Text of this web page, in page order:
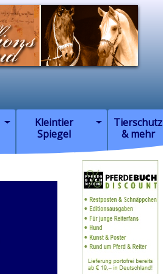
Kleintier
Spiegel
Tierschutz
& mehr